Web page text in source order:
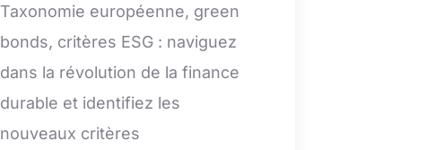
Taxonomie européenne, green
bonds, critères ESG : naviguez
dans la révolution de la finance
durable et identifiez les
nouveaux critères